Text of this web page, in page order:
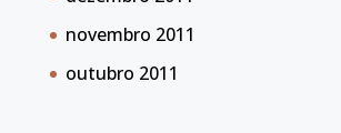
novembro 2011
outubro 2011